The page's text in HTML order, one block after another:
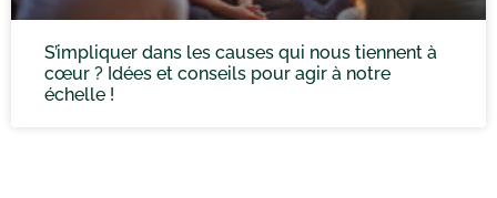
S’impliquer dans les causes qui nous tiennent à
cœur ? Idées et conseils pour agir à notre
échelle !